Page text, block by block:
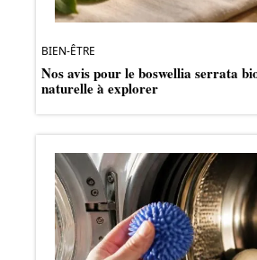
BIEN-ÊTRE
Nos avis pour le boswellia serrata
naturelle à explorer